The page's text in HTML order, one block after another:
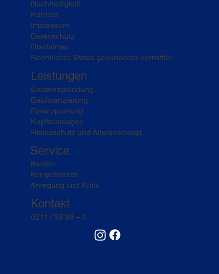
Kontakt
0211 / 59 98 – 0
Service
Berater
Kompetenzen
Anregung und Kritik
Leistungen
Existenzgründung
Baufinanzierung
Finanzplanung
Kapitalanlagen
Risikoschutz und Altersvorsorge
Nachhaltigkeit
Karriere
Impressum
Datenschutz
Disclaimer
Rechtlicher Status gebundener Vermittler